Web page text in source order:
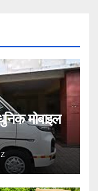
मोबाइल